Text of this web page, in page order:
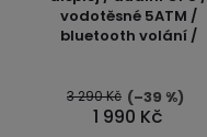
vodotěsné 5ATM /
bluetooth volání /
1 990 Kč
3 290 Kč (–39 %)